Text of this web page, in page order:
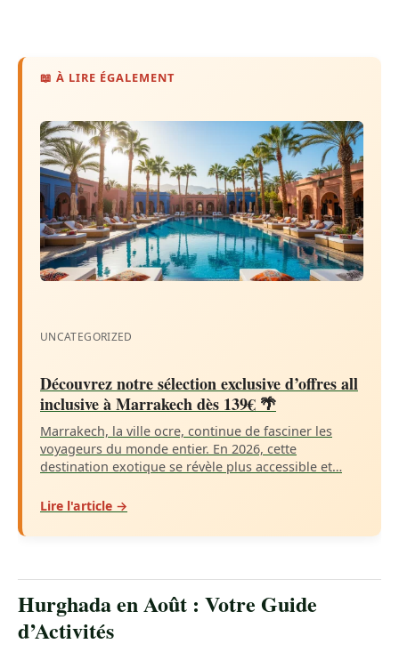
📖 À LIRE ÉGALEMENT
UNCATEGORIZED
Découvrez notre sélection exclusive d’offres all
inclusive à Marrakech dès 139€ 🌴
Marrakech, la ville ocre, continue de fasciner les
voyageurs du monde entier. En 2026, cette
destination exotique se révèle plus accessible et…
Lire l'article →
Hurghada en Août : Votre Guide
d’Activités